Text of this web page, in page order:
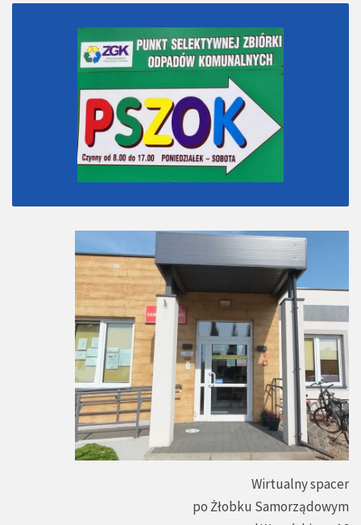
Wirtualny spacer
po Żłobku Samorządowym